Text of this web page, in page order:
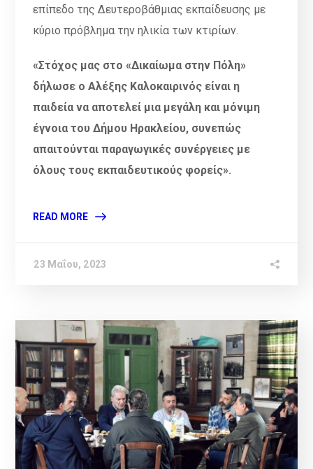
επίπεδο της Δευτεροβάθμιας εκπαίδευσης με
κύριο πρόβλημα την ηλικία των κτιρίων.
«Στόχος μας στο «Δικαίωμα στην Πόλη»
δήλωσε ο Αλέξης Καλοκαιρινός είναι η
παιδεία να αποτελεί μια μεγάλη και μόνιμη
έγνοια του Δήμου Ηρακλείου, συνεπώς
απαιτούνται παραγωγικές συνέργειες με
όλους τους εκπαιδευτικούς φορείς».
READ MORE
23 Μαΐου, 2023